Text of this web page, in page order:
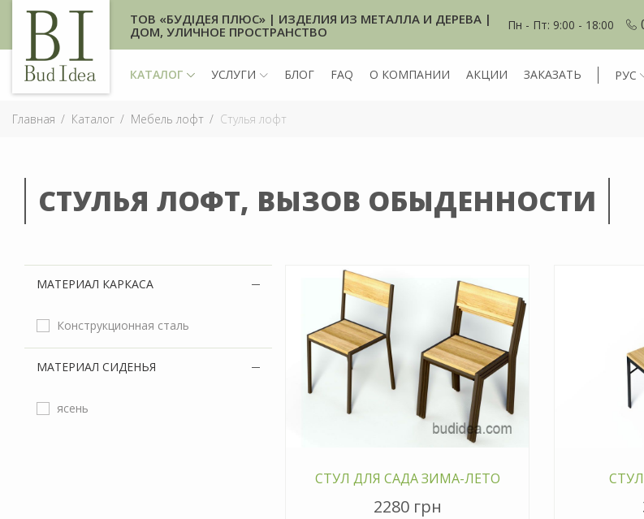
ТОВ «БУДІДЕЯ ПЛЮС» | ИЗДЕЛИЯ ИЗ МЕТАЛЛА И ДЕРЕВА |
ДОМ, УЛИЧНОЕ ПРОСТРАНСТВО
Пн - Пт: 9:00 - 18:00
КАТАЛОГ УСЛУГИ БЛОГ FAQ О КОМПАНИИ АКЦИИ ЗАКАЗАТЬ РУС
Главная Каталог Мебель лофт Стулья лофт
СТУЛЬЯ ЛОФТ, ВЫЗОВ ОБЫДЕННОСТИ
МАТЕРИАЛ КАРКАСА
Конструкционная сталь
МАТЕРИАЛ СИДЕНЬЯ
ясень
СТУЛ ДЛЯ САДА ЗИМА-ЛЕТО
2280 грн